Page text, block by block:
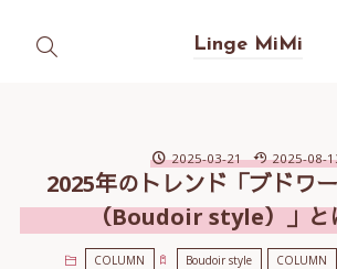
Linge MiMi
2025-03-21 2025-08-
2025年のトレンド「ブドワ
（Boudoir style）」と
COLUMN Boudoir style COLUMN